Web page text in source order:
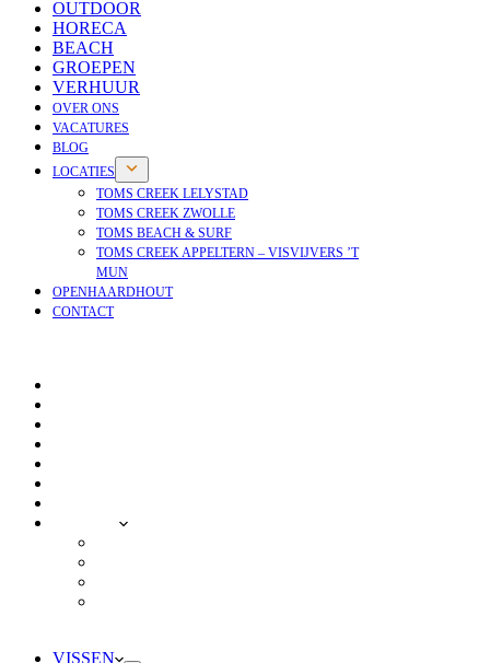
OUTDOOR
HORECA
BEACH
GROEPEN
VERHUUR
OVER ONS
VACATURES
BLOG
LOCATIES
TOMS CREEK LELYSTAD
TOMS CREEK ZWOLLE
TOMS BEACH & SURF
TOMS CREEK APPELTERN – VISVIJVERS ’T
MUN
OPENHAARDHOUT
CONTACT
VISSEN